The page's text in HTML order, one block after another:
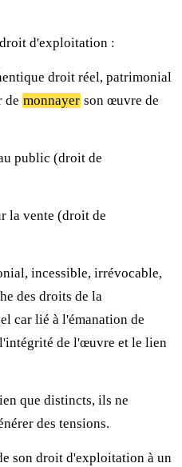
d'exploitation :
droit réel, patrimonial
de monnayer son œuvre de
public (droit de
la vente (droit de
incessible, irrévocable,
des droits de la
car lié à l'émanation de
de l'œuvre et le lien
que distincts, ils ne
des tensions.
son droit d'exploitation à un